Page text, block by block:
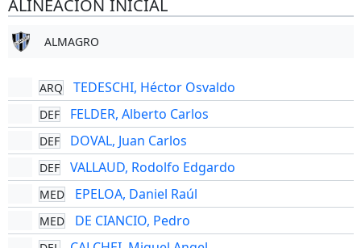
ALINEACIÓN INICIAL
ALMAGRO
ARQ TEDESCHI, Héctor Osvaldo
DEF FELDER, Alberto Carlos
DEF DOVAL, Juan Carlos
DEF VALLAUD, Rodolfo Edgardo
MED EPELOA, Daniel Raúl
MED DE CIANCIO, Pedro